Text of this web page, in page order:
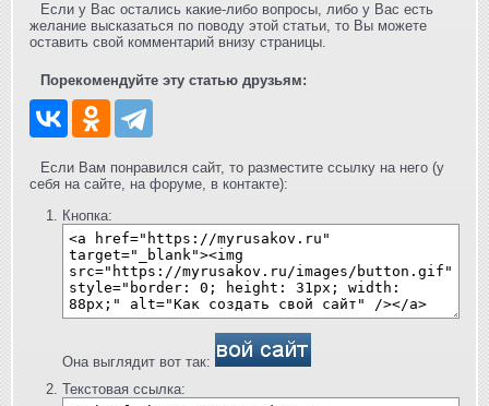
Если у Вас остались какие-либо вопросы, либо у Вас есть
желание высказаться по поводу этой статьи, то Вы можете
оставить свой комментарий внизу страницы.
Порекомендуйте эту статью друзьям:
Если Вам понравился сайт, то разместите ссылку на него (у
себя на сайте, на форуме, в контакте):
Кнопка:
Она выглядит вот так:
Текстовая ссылка: